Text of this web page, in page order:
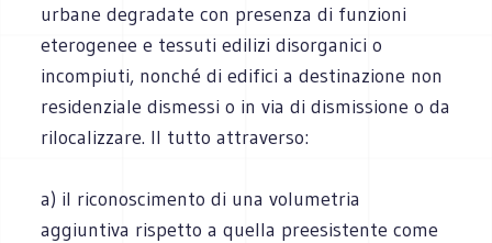
urbane degradate con presenza di funzioni
eterogenee e tessuti edilizi disorganici o
incompiuti, nonché di edifici a destinazione non
residenziale dismessi o in via di dismissione o da
rilocalizzare. Il tutto attraverso:
a) il riconoscimento di una volumetria
aggiuntiva rispetto a quella preesistente come